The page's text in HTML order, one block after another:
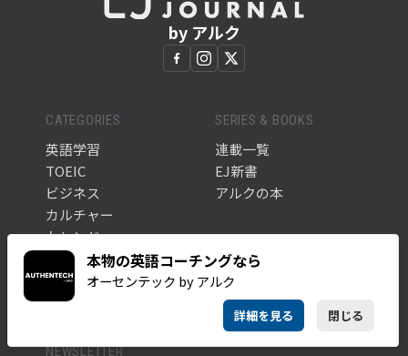
本物の英語コーチングなら
オーセンテック by アルク
詳細を見る 閉じる
by アルク
CATEGORIES
英語学習
TOEIC
ビジネス
カルチャー
トレンド
全ての記事
タグ一覧
SERIES & BOOKS
連載一覧
EJ新書
アルクの本
このサイトについて
アルク公式サイト
NEWSLETTER